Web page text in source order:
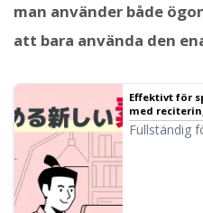
man använder både
att bara använda den
Effektivt för
med
fortsätta? |
Fullständig